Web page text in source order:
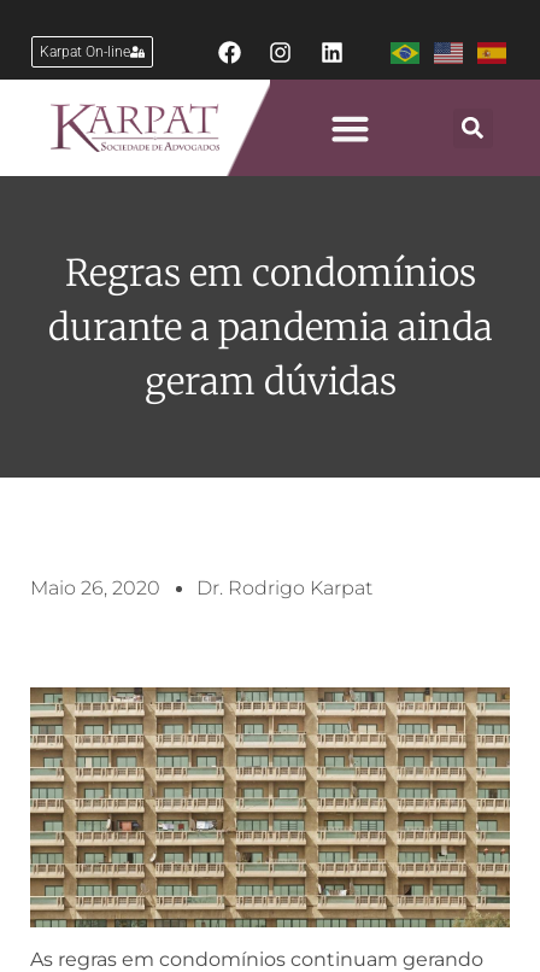
Karpat On-line
Regras em condomínios
durante a pandemia ainda
geram dúvidas
Maio 26, 2020 Dr. Rodrigo Karpat
As regras em condomínios continuam gerando